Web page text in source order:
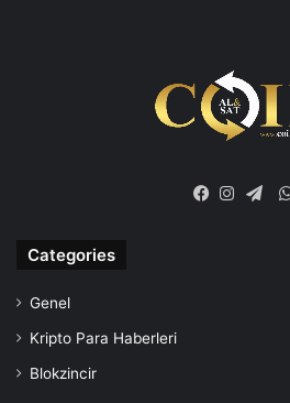
Categories
Genel
Kripto Para Haberleri
Blokzincir